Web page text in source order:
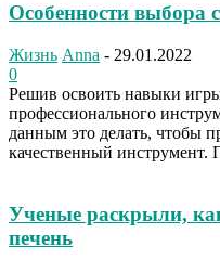
Особенности выбора
Жизнь Anna - 29.01.2022
0
Решив освоить навыки
профессионального
данным это делать, чтобы
качественный инструмент.
Ученые раскрыли,
печень